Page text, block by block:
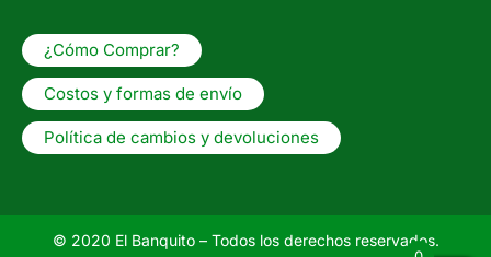
¿Cómo Comprar?
Costos y formas de envío
Política de cambios y devoluciones
© 2020 El Banquito – Todos los derechos reservados.